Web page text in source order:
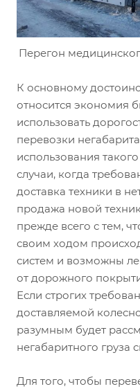
Перегон
К основному
относится экономия
использовать
перевозки
использования
случаи, когда
доставка техники в
продажа новой
прежде всего с тем,
своим ходом
систем и возможны
от дорожного
Если строгих
доставляемой
разумным будет
негабаритного груза
Для того, чтобы